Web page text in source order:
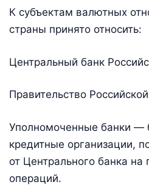
К субъектам валютных
страны принято относить:
Центральный банк
Правительство
Уполномоченные банки —
кредитные организации,
от Центрального банка
операций.